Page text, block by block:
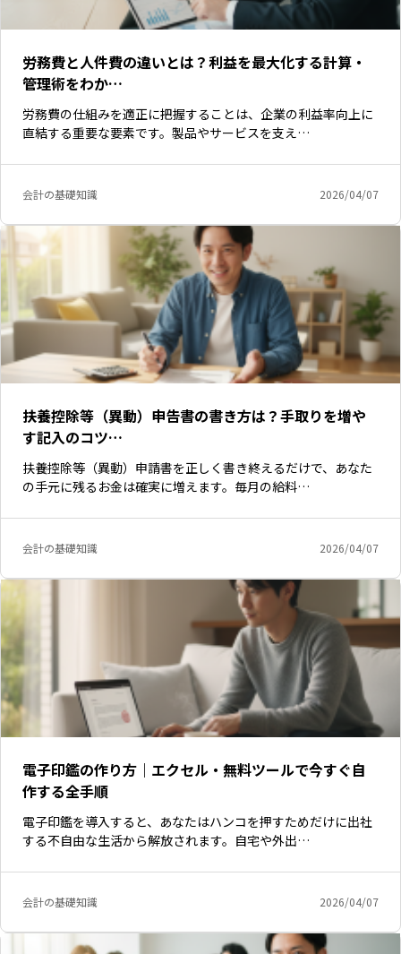
労務費と人件費の違いとは？利益を最大化する計算・
管理術をわか…
労務費の仕組みを適正に把握することは、企業の利益率向上に
直結する重要な要素です。製品やサービスを支え…
会計の基礎知識 2026/04/07
扶養控除等（異動）申告書の書き方は？手取りを増や
す記入のコツ…
扶養控除等（異動）申請書を正しく書き終えるだけで、あなた
の手元に残るお金は確実に増えます。毎月の給料…
会計の基礎知識 2026/04/07
電子印鑑の作り方｜エクセル・無料ツールで今すぐ自
作する全手順
電子印鑑を導入すると、あなたはハンコを押すためだけに出社
する不自由な生活から解放されます。自宅や外出…
会計の基礎知識 2026/04/07